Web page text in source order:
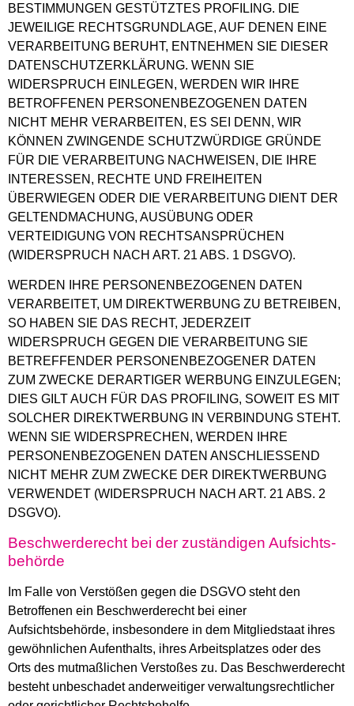
BESTIMMUNGEN GESTÜTZTES PROFILING. DIE
JEWEILIGE RECHTSGRUNDLAGE, AUF DENEN EINE
VERARBEITUNG BERUHT, ENTNEHMEN SIE DIESER
DATENSCHUTZERKLÄRUNG. WENN SIE
WIDERSPRUCH EINLEGEN, WERDEN WIR IHRE
BETROFFENEN PERSONENBEZOGENEN DATEN
NICHT MEHR VERARBEITEN, ES SEI DENN, WIR
KÖNNEN ZWINGENDE SCHUTZWÜRDIGE GRÜNDE
FÜR DIE VERARBEITUNG NACHWEISEN, DIE IHRE
INTERESSEN, RECHTE UND FREIHEITEN
ÜBERWIEGEN ODER DIE VERARBEITUNG DIENT DER
GELTENDMACHUNG, AUSÜBUNG ODER
VERTEIDIGUNG VON RECHTSANSPRÜCHEN
(WIDERSPRUCH NACH ART. 21 ABS. 1 DSGVO).
WERDEN IHRE PERSONENBEZOGENEN DATEN
VERARBEITET, UM DIREKTWERBUNG ZU BETREIBEN,
SO HABEN SIE DAS RECHT, JEDERZEIT
WIDERSPRUCH GEGEN DIE VERARBEITUNG SIE
BETREFFENDER PERSONENBEZOGENER DATEN
ZUM ZWECKE DERARTIGER WERBUNG EINZULEGEN;
DIES GILT AUCH FÜR DAS PROFILING, SOWEIT ES MIT
SOLCHER DIREKTWERBUNG IN VERBINDUNG STEHT.
WENN SIE WIDERSPRECHEN, WERDEN IHRE
PERSONENBEZOGENEN DATEN ANSCHLIESSEND
NICHT MEHR ZUM ZWECKE DER DIREKTWERBUNG
VERWENDET (WIDERSPRUCH NACH ART. 21 ABS. 2
DSGVO).
Beschwerde­recht bei der zuständigen Aufsichts­
behörde
Im Falle von Verstößen gegen die DSGVO steht den
Betroffenen ein Beschwerderecht bei einer
Aufsichtsbehörde, insbesondere in dem Mitgliedstaat ihres
gewöhnlichen Aufenthalts, ihres Arbeitsplatzes oder des
Orts des mutmaßlichen Verstoßes zu. Das Beschwerderecht
besteht unbeschadet anderweitiger verwaltungsrechtlicher